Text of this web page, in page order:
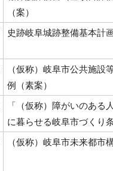
（案）
史跡岐阜城跡整備基本計
（仮称）岐阜市公共施設
例（素案）
「（仮称）障がいのある
に暮らせる岐阜市づくり
（仮称）岐阜市未来都市